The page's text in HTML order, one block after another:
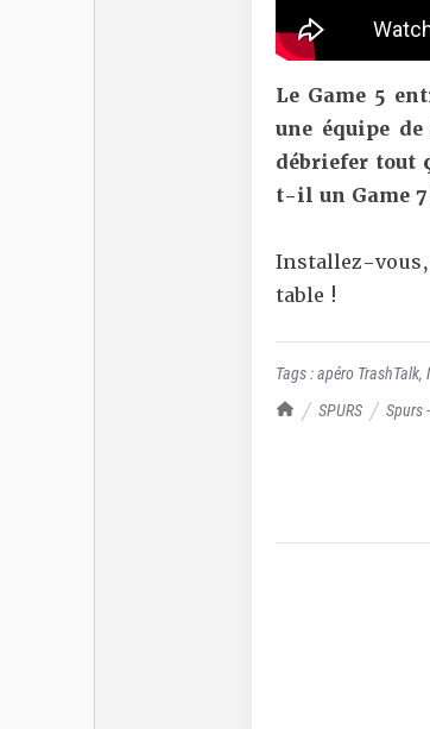
TrashTalk Actu NBA
SPURS Spurs
Le Game 5
une équipe
débriefer tout
t-il un Game 7
Installez-
table !
Tags :apéro TrashTalk,